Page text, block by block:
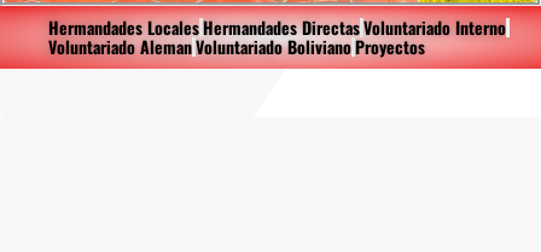
Hermandades LocalesHermandades DirectasVoluntariado Interno
Voluntariado AlemanVoluntariado BolivianoProyectos